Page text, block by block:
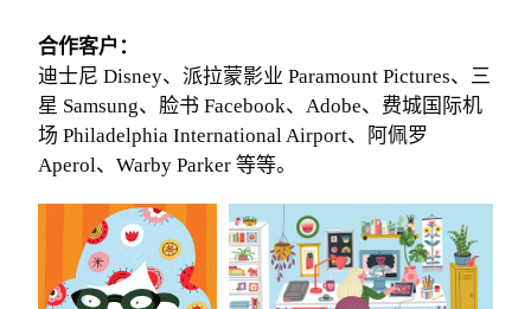
合作客户：
迪士尼 Disney、派拉蒙影业 Paramount Pictures、三
星 Samsung、脸书 Facebook、Adobe、费城国际机
场 Philadelphia International Airport、阿佩罗
Aperol、Warby Parker 等等。